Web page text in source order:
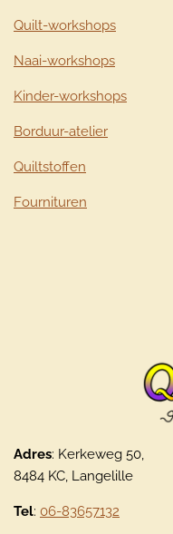
Quilt-workshops
Naai-workshops
Kinder-workshops
Borduur-atelier
Quiltstoffen
Fournituren
Adres: Kerkeweg 50,
8484 KC, Langelille
Tel: 06-83657132